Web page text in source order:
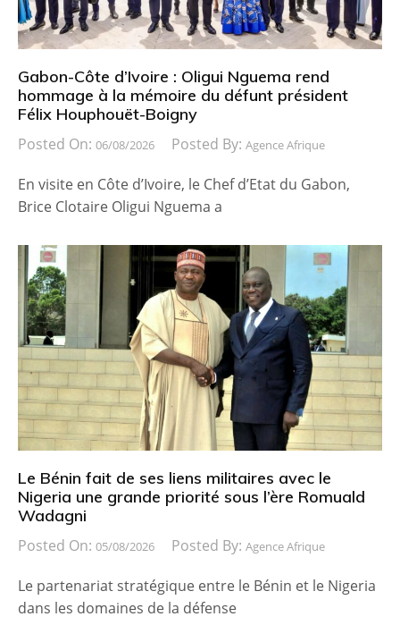
Gabon-Côte d’Ivoire : Oligui Nguema rend
hommage à la mémoire du défunt président
Félix Houphouët-Boigny
Posted On: 06/08/2026 Posted By: Agence Afrique
En visite en Côte d’Ivoire, le Chef d’Etat du Gabon,
Brice Clotaire Oligui Nguema a
Le Bénin fait de ses liens militaires avec le
Nigeria une grande priorité sous l’ère Romuald
Wadagni
Posted On: 05/08/2026 Posted By: Agence Afrique
Le partenariat stratégique entre le Bénin et le Nigeria
dans les domaines de la défense